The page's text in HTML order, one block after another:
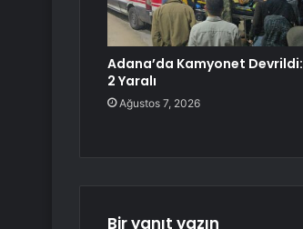
Adana’da Kamyonet Devrildi:
2 Yaralı
Ağustos 7, 2026
Bir yanıt yazın